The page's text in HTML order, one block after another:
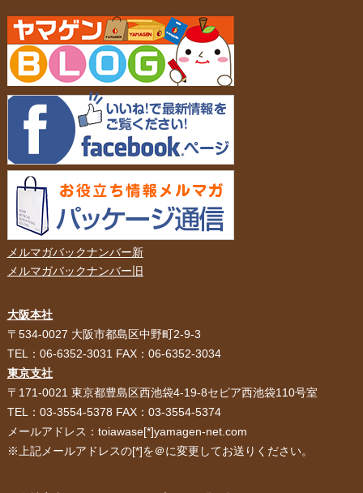
サービス紹介 お客様の声
紙袋・手提げ袋
パッケージ
メルマガバックナンバー新
メルマガバックナンバー旧
大阪本社
〒534-0027 大阪市都島区中野町2-9-3
TEL：06-6352-3031 FAX：06-6352-3034
東京支社
〒171-0021 東京都豊島区西池袋4-19-8セピア西池袋110号室
TEL：03-3554-5378 FAX：03-3554-5374
メールアドレス：toiawase[*]yamagen-net.com
※上記メールアドレスの[*]を＠に変更してお送りください。